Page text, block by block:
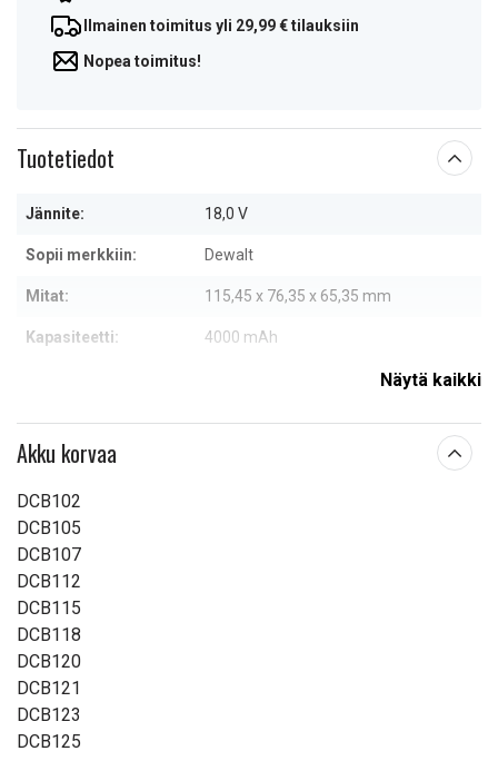
Ilmainen toimitus yli 29,99 € tilauksiin
Nopea toimitus!
Tuotetiedot
Jännite: 18,0 V
Sopii merkkiin: Dewalt
Mitat: 115,45 x 76,35 x 65,35 mm
Kapasiteetti: 4000 mAh
Näytä kaikki
Akku korvaa
DCB102
DCB105
DCB107
DCB112
DCB115
DCB118
DCB120
DCB121
DCB123
DCB125